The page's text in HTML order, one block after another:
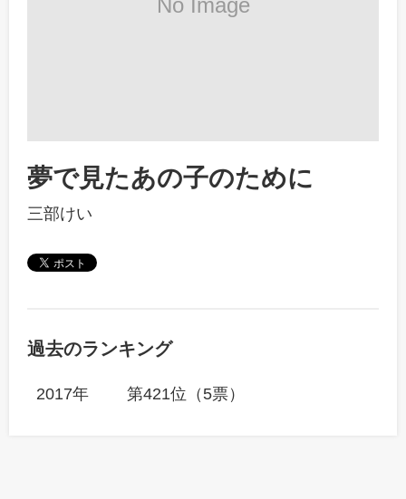
夢で見たあの子のために
三部けい
過去のランキング
2017年 第421位（5票）